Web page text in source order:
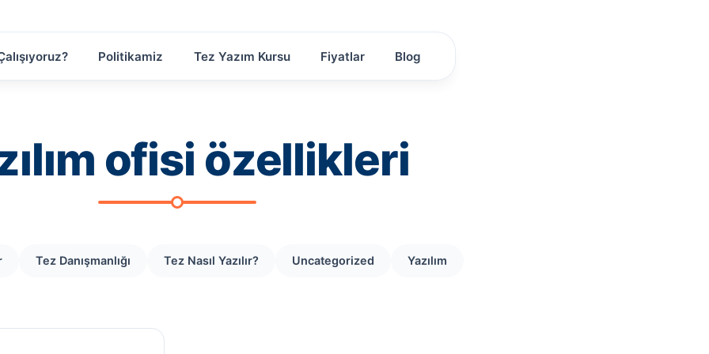
Politikamiz Tez Yazım Kursu Fiyatlar Blog
ofisi özellikleri
Tez Danışmanlığı Tez Nasıl Yazılır? Uncategorized Yazılım